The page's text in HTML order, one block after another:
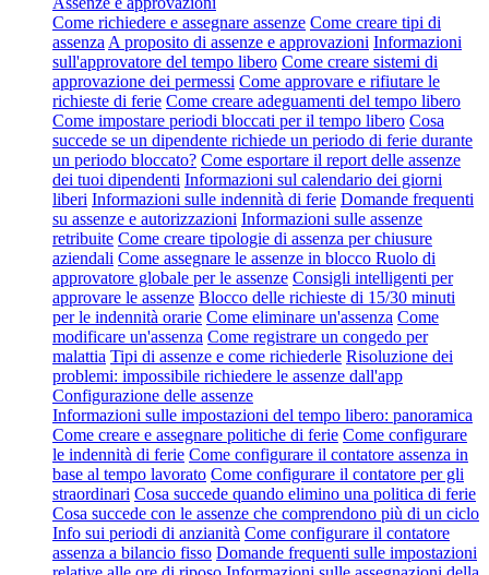
Come richiedere e assegnare assenze Come creare tipi di
assenza A proposito di assenze e approvazioni Informazioni
sull'approvatore del tempo libero Come creare sistemi di
approvazione dei permessi Come approvare e rifiutare le
richieste di ferie Come creare adeguamenti del tempo libero
Come impostare periodi bloccati per il tempo libero Cosa
succede se un dipendente richiede un periodo di ferie durante
un periodo bloccato? Come esportare il report delle assenze
dei tuoi dipendenti Informazioni sul calendario dei giorni
liberi Informazioni sulle indennità di ferie Domande frequenti
su assenze e autorizzazioni Informazioni sulle assenze
retribuite Come creare tipologie di assenza per chiusure
aziendali Come assegnare le assenze in blocco Ruolo di
approvatore globale per le assenze Consigli intelligenti per
approvare le assenze Blocco delle richieste di 15/30 minuti
per le indennità orarie Come eliminare un'assenza Come
modificare un'assenza Come registrare un congedo per
malattia Tipi di assenze e come richiederle Risoluzione dei
problemi: impossibile richiedere le assenze dall'app
Configurazione delle assenze
Informazioni sulle impostazioni del tempo libero: panoramica
Come creare e assegnare politiche di ferie Come configurare
le indennità di ferie Come configurare il contatore assenza in
base al tempo lavorato Come configurare il contatore per gli
straordinari Cosa succede quando elimino una politica di ferie
Cosa succede con le assenze che comprendono più di un ciclo
Info sui periodi di anzianità Come configurare il contatore
assenza a bilancio fisso Domande frequenti sulle impostazioni